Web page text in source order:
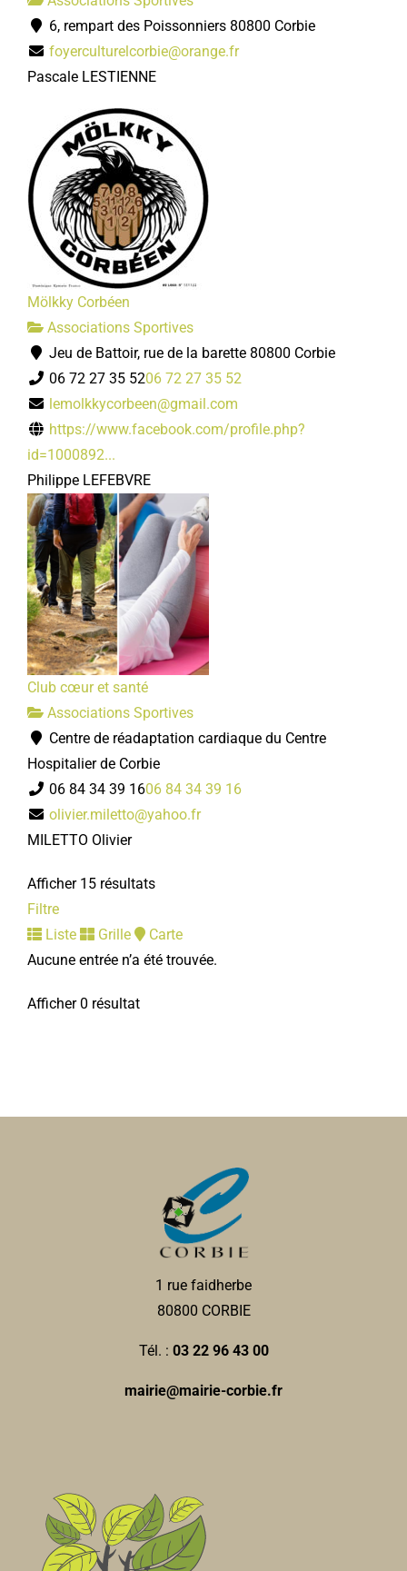
6, rempart des Poissonniers 80800 Corbie
foyerculturelcorbie@orange.fr
Pascale LESTIENNE
Mölkky Corbéen
Associations Sportives
Jeu de Battoir, rue de la barette 80800 Corbie
06 72 27 35 5206 72 27 35 52
lemolkkycorbeen@gmail.com
https://www.facebook.com/profile.php?
id=1000892...
Philippe LEFEBVRE
Club cœur et santé
Associations Sportives
Centre de réadaptation cardiaque du Centre
Hospitalier de Corbie
06 84 34 39 1606 84 34 39 16
olivier.miletto@yahoo.fr
MILETTO Olivier
Afficher 15 résultats
Filtre
Liste
Grille
Carte
Aucune entrée n’a été trouvée.
Afficher 0 résultat
1 rue faidherbe
80800 CORBIE
Tél. : 03 22 96 43 00
mairie@mairie-corbie.fr